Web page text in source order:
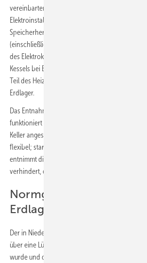
vereinbarten Stelle an der Wand im Heizraum
Elektroinstallateur eine Leitung gezogen. Das
Speicherherstellers konnte so das Pellet-
(einschließlich Steuergerät) liefern, montieren
des Elektrokabels in Betrieb nehmen. Damit geht
Kessels bei Brennstoffbedarf gleichzeitig an die
Teil des Heizungskessels ist, sowie an das
Erdlager.
Das Entnahmesystem „Maulwurf 6000-E3“ für
funktioniert pneumatisch: Die Pellets werden
Keller angesaugt. Lage und Höhe des
flexibel; starre und teure Förderschnecken
entnimmt die Pellets von oben, ist damit immer
verhindert, dass Hohlräume entstehen.
Normgerechte Lüftung
Erdlagers
Der in Niedereschach unterirdisch eingebaute
über eine Lüftungsleitung DN 200, die zur
wurde und dort ca. 1 m über Gelände mit einer